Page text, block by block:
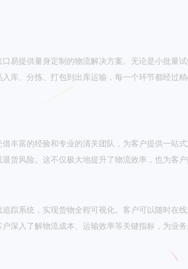
易提供量身定制的物流解决方案。无论是小批量
库、分拣、打包到出库运输，每一个环节都经过
丰富的经验和专业的清关团队，为客户提供一站
货风险。这不仅极大地提升了物流效率，也为客户
踪系统，实现货物全程可视化。客户可以随时在
深入了解物流成本、运输效率等关键指标，为业务